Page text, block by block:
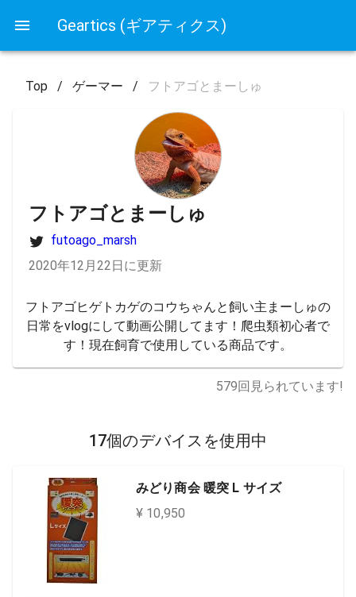
Geartics (ギアティクス)
Top / ゲーマー / フトアゴとまーしゅ
フトアゴとまーしゅ
futoago_marsh
2020年12月22日に更新
フトアゴヒゲトカゲのコウちゃんと飼い主まーしゅの
日常をvlogにして動画公開してます！爬虫類初心者で
す！現在飼育で使用している商品です。
579回見られています!
17個のデバイスを使用中
みどり商会 暖突 L サイズ
¥ 10,950